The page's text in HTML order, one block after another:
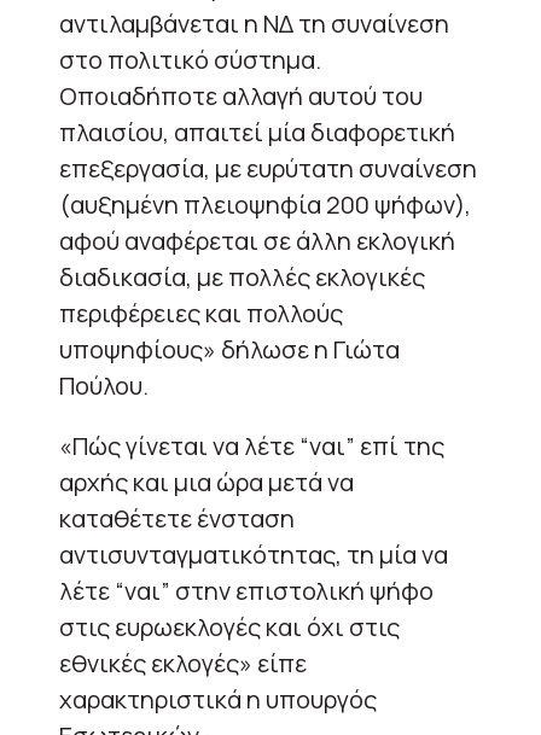
αντιλαμβάνεται η ΝΔ τη συναίνεση
στο πολιτικό σύστημα.
Οποιαδήποτε αλλαγή αυτού του
πλαισίου, απαιτεί μία διαφορετική
επεξεργασία, με ευρύτατη συναίνεση
(αυξημένη πλειοψηφία 200 ψήφων),
αφού αναφέρεται σε άλλη εκλογική
διαδικασία, με πολλές εκλογικές
περιφέρειες και πολλούς
υποψηφίους» δήλωσε η Γιώτα
Πούλου.
«Πώς γίνεται να λέτε “ναι” επί της
αρχής και μια ώρα μετά να
καταθέτετε ένσταση
αντισυνταγματικότητας, τη μία να
λέτε “ναι” στην επιστολική ψήφο
στις ευρωεκλογές και όχι στις
εθνικές εκλογές» είπε
χαρακτηριστικά η υπουργός